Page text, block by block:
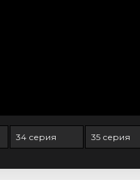
34 серия 35 серия